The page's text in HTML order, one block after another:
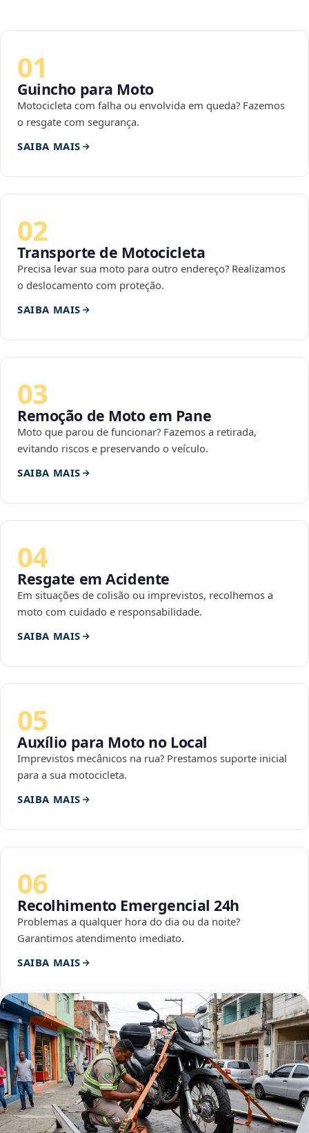
01
Guincho para Moto
Motocicleta com falha ou envolvida em queda? Fazemos
o resgate com segurança.
SAIBA MAIS
02
Transporte de Motocicleta
Precisa levar sua moto para outro endereço? Realizamos
o deslocamento com proteção.
SAIBA MAIS
03
Remoção de Moto em Pane
Moto que parou de funcionar? Fazemos a retirada,
evitando riscos e preservando o veículo.
SAIBA MAIS
04
Resgate em Acidente
Em situações de colisão ou imprevistos, recolhemos a
moto com cuidado e responsabilidade.
SAIBA MAIS
05
Auxílio para Moto no Local
Imprevistos mecânicos na rua? Prestamos suporte inicial
para a sua motocicleta.
SAIBA MAIS
06
Recolhimento Emergencial 24h
Problemas a qualquer hora do dia ou da noite?
Garantimos atendimento imediato.
SAIBA MAIS